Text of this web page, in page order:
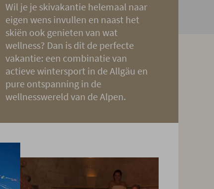
Wil je je skivakantie helemaal naar
eigen wens invullen en naast het
skiën ook genieten van wat
wellness? Dan is dit de perfecte
vakantie: een combinatie van
actieve wintersport in de Allgäu en
pure ontspanning in de
wellnesswereld van de Alpen.